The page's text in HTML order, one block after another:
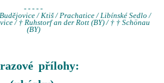
- - - - -
/ Ktiš / Prachatice / Libínské Sedlo /
/ † Ruhstorf an der Rott (BY) / † † Schönau
(BY)
přílohy: